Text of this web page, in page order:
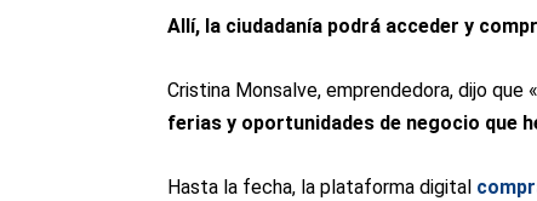
Allí, la ciudadanía podrá acceder y
Cristina Monsalve, emprendedora, dijo
ferias y oportunidades de negocio que
Hasta la fecha, la plataforma digital